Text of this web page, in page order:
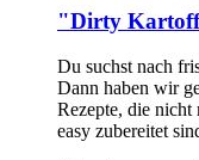
"Dirty
Du suchst nach
Dann haben wir
Rezepte, die nicht
easy zubereitet